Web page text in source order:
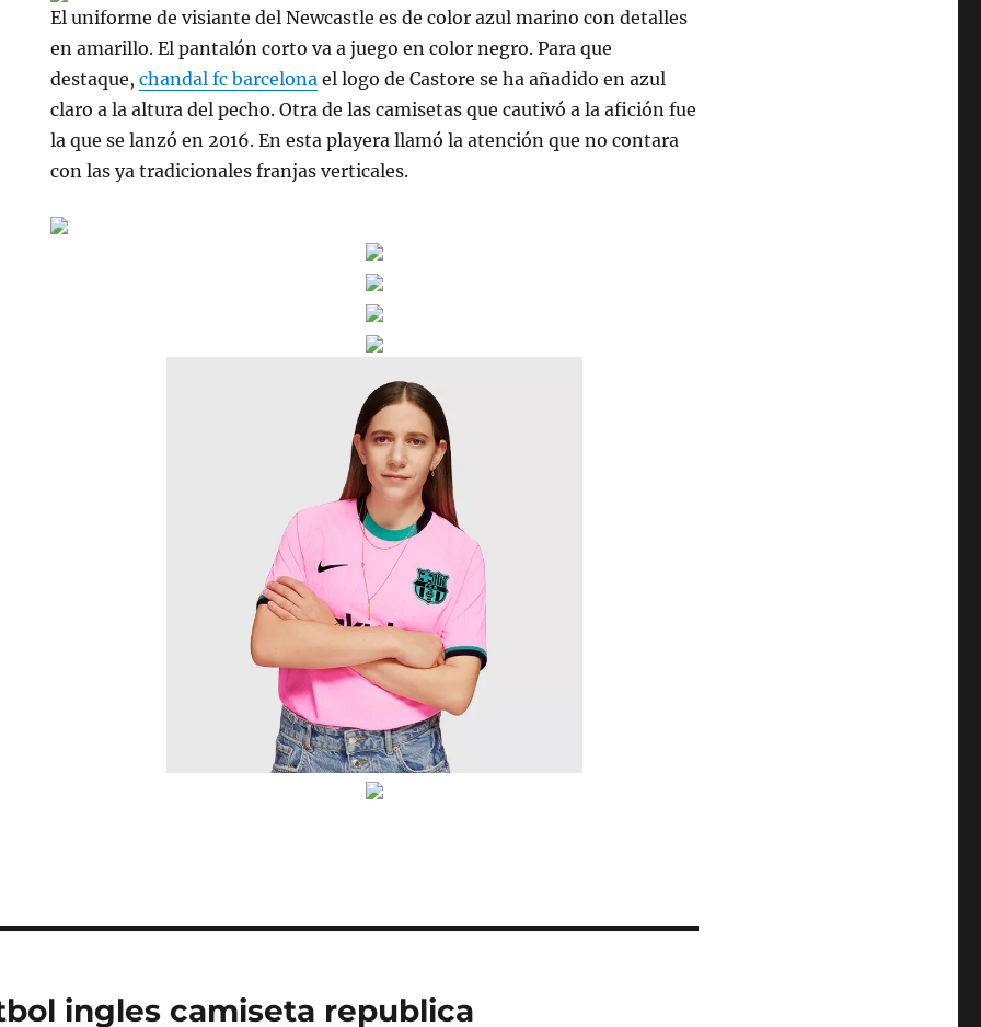
El uniforme de visiante del Newcastle es de color azul marino con detalles
en amarillo. El pantalón corto va a juego en color negro. Para que
destaque,chandal fc barcelona el logo de Castore se ha añadido en azul
claro a la altura del pecho. Otra de las camisetas que cautivó a la afición fue
la que se lanzó en 2016. En esta playera llamó la atención que no contara
con las ya tradicionales franjas verticales.
ingles camiseta republica